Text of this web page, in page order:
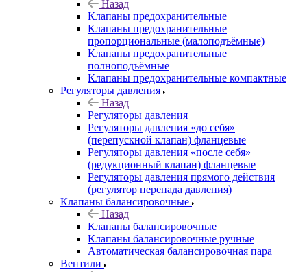
Назад
Клапаны предохранительные
Клапаны предохранительные
пропорциональные (малоподъёмные)
Клапаны предохранительные
полноподъёмные
Клапаны предохранительные компактные
Регуляторы давления
Назад
Регуляторы давления
Регуляторы давления «до себя»
(перепускной клапан) фланцевые
Регуляторы давления «после себя»
(редукционный клапан) фланцевые
Регуляторы давления прямого действия
(регулятор перепада давления)
Клапаны балансировочные
Назад
Клапаны балансировочные
Клапаны балансировочные ручные
Автоматическая балансировочная пара
Вентили